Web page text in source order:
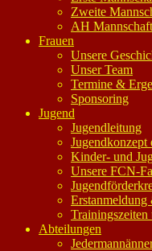
Zweite
AH Mannschaft
Frauen
Unsere
Unser Team
Termine &
Sponsoring
Jugend
Jugendleitung
Jugendkonzept
Kinder- und
Unsere FCN-
Erstanmeldung
Trainingszeiten
Abteilungen